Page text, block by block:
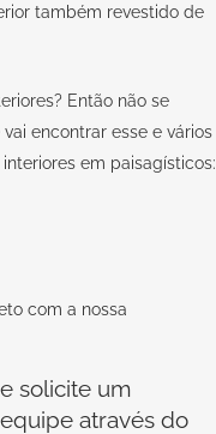
também revestido de
Então não se
encontrar esse e vários
em paisagísticos:
solicite um
através do